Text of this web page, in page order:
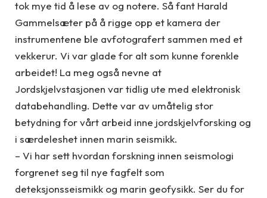
tok mye tid å lese av og notere. Så fant Harald
Gammelsæter på å rigge opp et kamera der
instrumentene ble avfotografert sammen med et
vekkerur. Vi var glade for alt som kunne forenkle
arbeidet! La meg også nevne at
Jordskjelvstasjonen var tidlig ute med elektronisk
databehandling. Dette var av umåtelig stor
betydning for vårt arbeid inne jordskjelvforsking og
i særdeleshet innen marin seismikk.
– Vi har sett hvordan forskning innen seismologi
forgrenet seg til nye fagfelt som
deteksjonsseismikk og marin geofysikk. Ser du for